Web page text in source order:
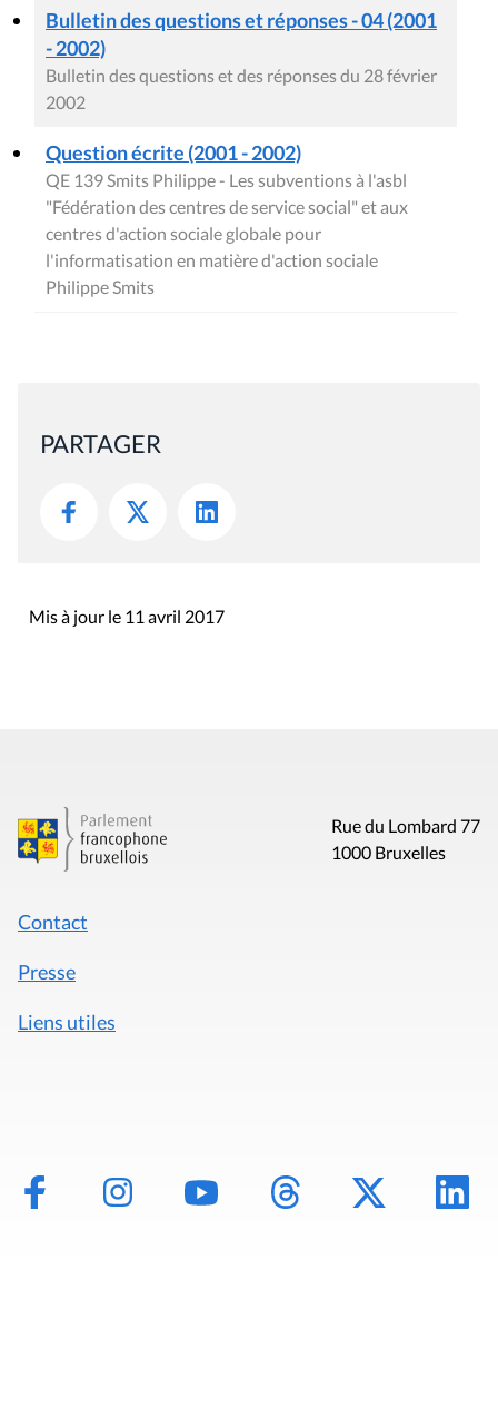
Bulletin des questions et réponses - 04 (2001
- 2002)
Bulletin des questions et des réponses du 28 février
2002
Question écrite (2001 - 2002)
QE 139 Smits Philippe - Les subventions à l'asbl
"Fédération des centres de service social" et aux
centres d'action sociale globale pour
l'informatisation en matière d'action sociale
Philippe Smits
PARTAGER
Mis à jour le 11 avril 2017
Rue du Lombard 77
1000 Bruxelles
Contact
Presse
Liens utiles